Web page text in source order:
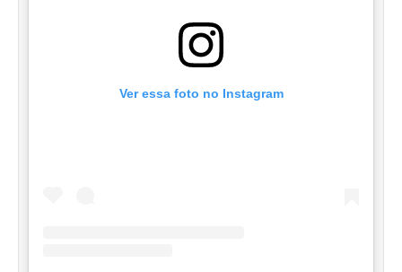
Ver essa foto no Instagram